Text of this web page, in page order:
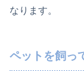
なります。
ペットを飼っ